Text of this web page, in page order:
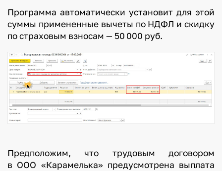
Программа автоматически установит для этой
суммы примененные вычеты по НДФЛ и скидку
по страховым взносам — 50 000 руб.
Предположим, что трудовым договором
в ООО «Карамелька» предусмотрена выплата